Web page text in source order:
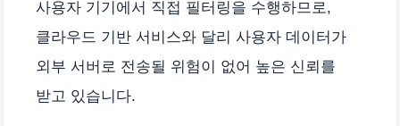
사용자 기기에서 직접 필터링을 수행하므로,
클라우드 기반 서비스와 달리 사용자 데이터가
외부 서버로 전송될 위험이 없어 높은 신뢰를
받고 있습니다.